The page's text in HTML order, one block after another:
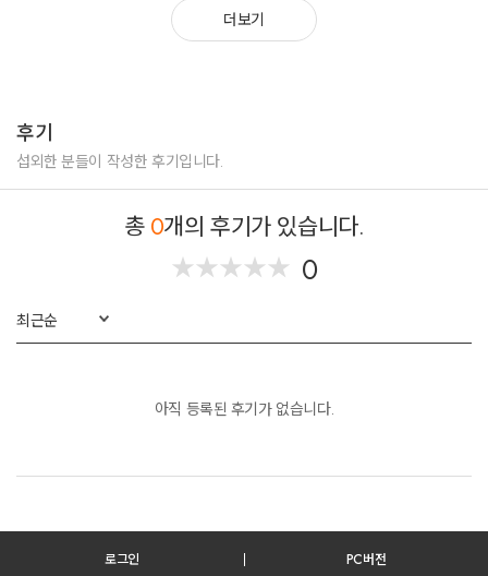
SBS 연예대상 버라이어티 부문 여자 신인상
단독콘서트
1990년 Live Concert 'I Love Kim Wan Sun' - 88올림픽체육관
2017년 Live Concert - '송년 김완선음악회' 부평아트센터 (네 번째 콘서트)
2018년 Live Concert - KBS부산홀 (여섯 번째 콘서트)
1991년 ― 《독재소공화국》 특별출연
더보기
후기
섭외한 분들이 작성한 후기입니다.
총 0개의 후기가 있습니다.
★★★★★
★★★★★ 0
최근순
아직 등록된 후기가 없습니다.
로그인 PC버전